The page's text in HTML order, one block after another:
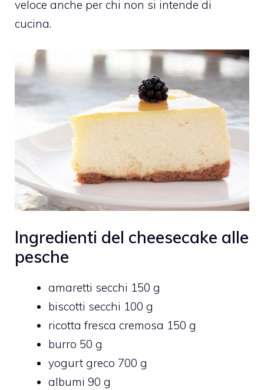
veloce anche per chi non si intende di
cucina.
Ingredienti del cheesecake alle
pesche
amaretti secchi 150 g
biscotti secchi 100 g
ricotta fresca cremosa 150 g
burro 50 g
yogurt greco 700 g
albumi 90 g